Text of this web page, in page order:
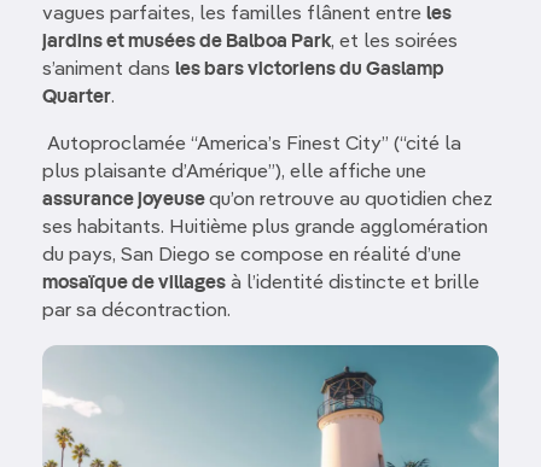
vagues parfaites, les familles flânent entre les
jardins et musées de Balboa Park, et les soirées
s’animent dans les bars victoriens du Gaslamp
Quarter.
Autoproclamée “America’s Finest City” (“cité la
plus plaisante d’Amérique”), elle affiche une
assurance joyeusequ’on retrouve au quotidien chez
ses habitants. Huitième plus grande agglomération
du pays, San Diego se compose en réalité d’une
mosaïque de villages à l’identité distincte et brille
par sa décontraction.
Image